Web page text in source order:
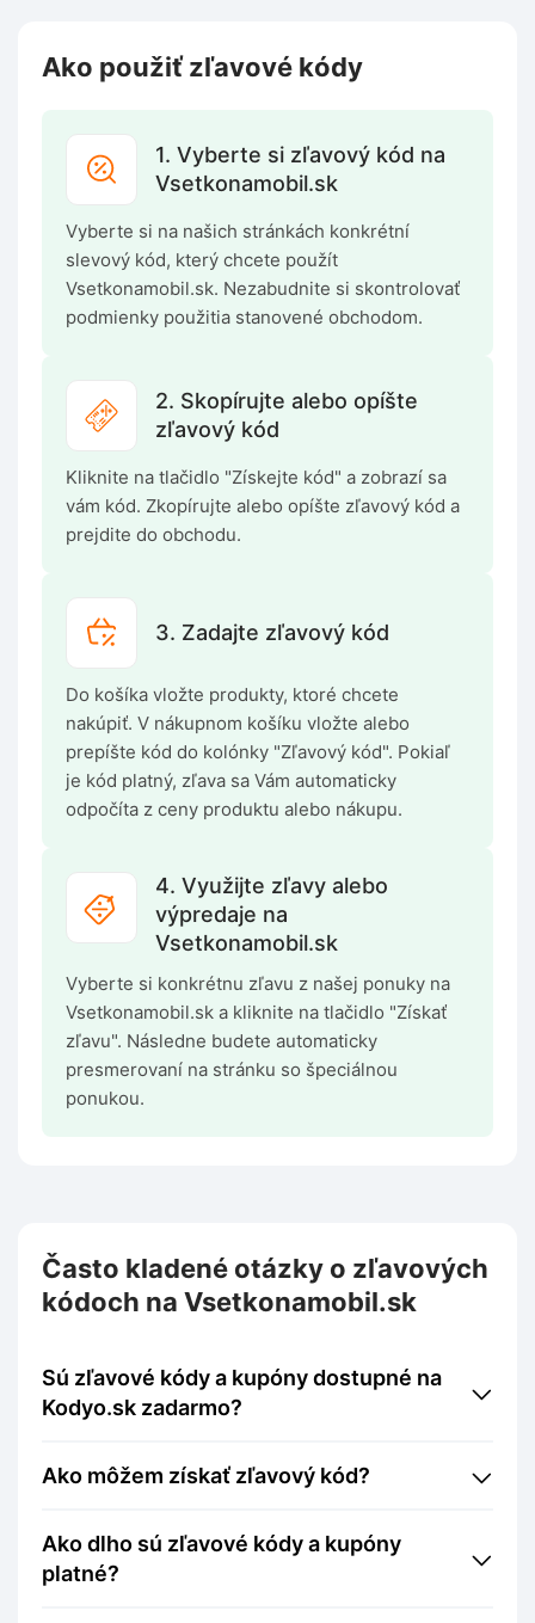
Ako použiť zľavové kódy
1. Vyberte si zľavový kód na
Vsetkonamobil.sk
Vyberte si na našich stránkách konkrétní
slevový kód, který chcete použít
Vsetkonamobil.sk. Nezabudnite si skontrolovať
podmienky použitia stanovené obchodom.
2. Skopírujte alebo opíšte
zľavový kód
Kliknite na tlačidlo "Získejte kód" a zobrazí sa
vám kód. Zkopírujte alebo opíšte zľavový kód a
prejdite do obchodu.
3. Zadajte zľavový kód
Do košíka vložte produkty, ktoré chcete
nakúpiť. V nákupnom košíku vložte alebo
prepíšte kód do kolónky "Zľavový kód". Pokiaľ
je kód platný, zľava sa Vám automaticky
odpočíta z ceny produktu alebo nákupu.
4. Využijte zľavy alebo
výpredaje na
Vsetkonamobil.sk
Vyberte si konkrétnu zľavu z našej ponuky na
Vsetkonamobil.sk a kliknite na tlačidlo "Získať
zľavu". Následne budete automaticky
presmerovaní na stránku so špeciálnou
ponukou.
Často kladené otázky o zľavových
kódoch na Vsetkonamobil.sk
Sú zľavové kódy a kupóny dostupné na
Kodyo.sk zadarmo?
Ako môžem získať zľavový kód?
Ako dlho sú zľavové kódy a kupóny
platné?